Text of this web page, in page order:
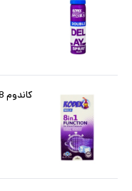
کاندوم 8 در 1 فانکشن کدکس بسته 10 عددی